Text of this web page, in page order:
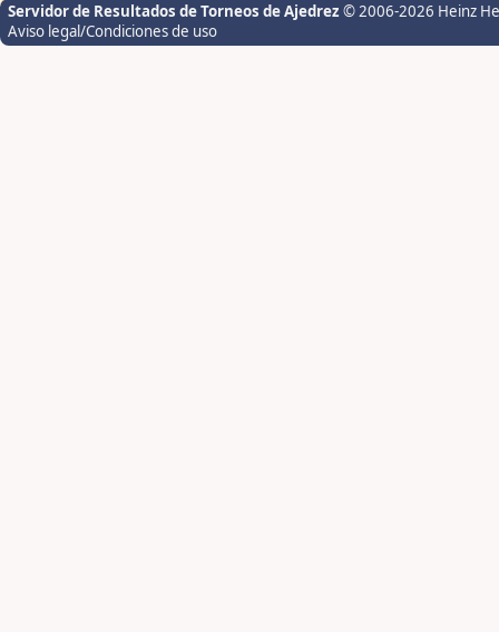
Servidor de Resultados de Torneos de Ajedrez © 2006-2026 Heinz
Aviso legal/Condiciones de uso